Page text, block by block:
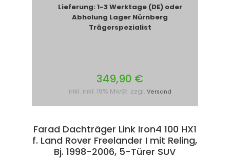
Lieferung: 1-3 Werktage (DE) oder
Abholung Lager Nürnberg
Trägerspezialist
349,90 €
inkl. inkl. 19% MwSt. zzgl. Versand
Farad Dachträger Link Iron4 100 HX1
f. Land Rover Freelander I mit Reling,
Bj. 1998-2006, 5-Türer SUV